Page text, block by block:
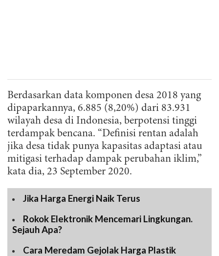
Berdasarkan data komponen desa 2018 yang
dipaparkannya, 6.885 (8,20%) dari 83.931
wilayah desa di Indonesia, berpotensi tinggi
terdampak bencana. “Definisi rentan adalah
jika desa tidak punya kapasitas adaptasi atau
mitigasi terhadap dampak perubahan iklim,”
kata dia, 23 September 2020.
Jika Harga Energi Naik Terus
Rokok Elektronik Mencemari Lingkungan.
Sejauh Apa?
Cara Meredam Gejolak Harga Plastik